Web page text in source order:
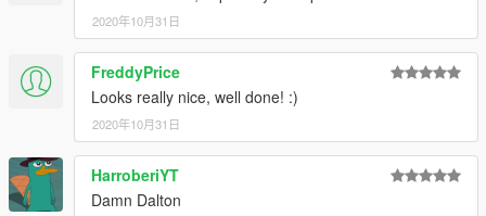
2020年10月31日
FreddyPrice
Looks really nice, well done! :)
2020年10月31日
HarroberiYT
Damn Dalton